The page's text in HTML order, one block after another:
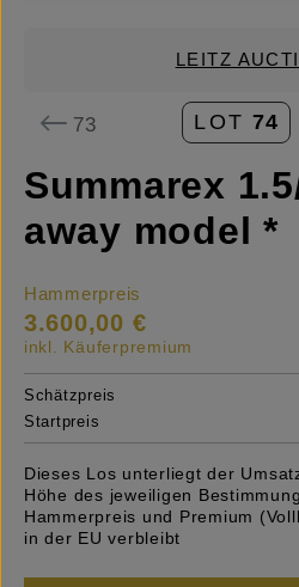
LEITZ
73 LOT 74
Summarex
away model *
Hammerpreis
3.600,00 €
inkl. Käuferpremium
Schätzpreis
Startpreis
Dieses Los unterliegt der
Höhe des jeweiligen
Hammerpreis und Premium
in der EU verbleibt